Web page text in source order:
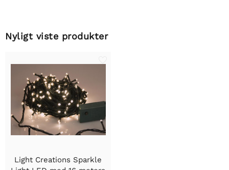
Nyligt viste produkter
Light Creations Sparkle